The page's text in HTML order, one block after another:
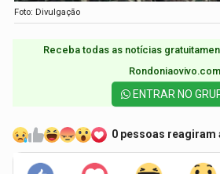
Foto: Divulgação
Receba todas as notícias
ENTRAR NO
0 pessoas reagiram